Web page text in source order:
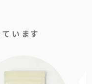
います